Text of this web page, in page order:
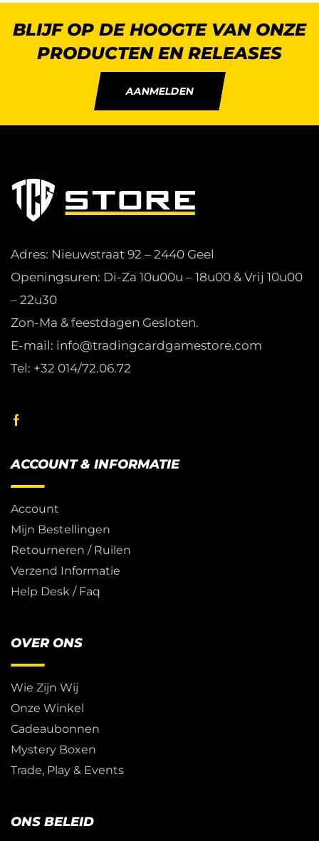
BLIJF OP DE HOOGTE VAN ONZE
PRODUCTEN EN RELEASES
AANMELDEN
Adres: Nieuwstraat 92 – 2440 Geel
Openingsuren: Di-Za 10u00u – 18u00 & Vrij 10u00
– 22u30
Zon-Ma & feestdagen Gesloten.
E-mail: info@tradingcardgamestore.com
Tel: +32 014/72.06.72
ACCOUNT & INFORMATIE
Account
Mijn Bestellingen
Retourneren / Ruilen
Verzend Informatie
Help Desk / Faq
OVER ONS
Wie Zijn Wij
Onze Winkel
Cadeaubonnen
Mystery Boxen
Trade, Play & Events
ONS BELEID